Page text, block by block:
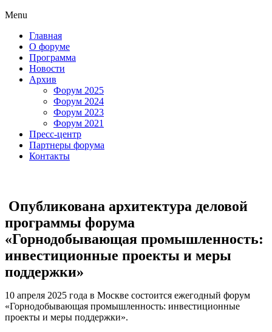
Menu
Главная
О форуме
Программа
Новости
Архив
Форум 2025
Форум 2024
Форум 2023
Форум 2021
Пресс-центр
Партнеры форума
Контакты
Опубликована архитектура деловой
программы форума
«Горнодобывающая промышленность:
инвестиционные проекты и меры
поддержки»
10 апреля 2025 года в Москве состоится ежегодный форум
«Горнодобывающая промышленность: инвестиционные
проекты и меры поддержки».